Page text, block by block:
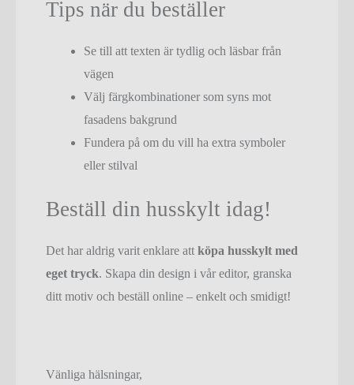
Tips när du beställer
Se till att texten är tydlig och läsbar från
vägen
Välj färgkombinationer som syns mot
fasadens bakgrund
Fundera på om du vill ha extra symboler
eller stilval
Beställ din husskylt idag!
Det har aldrig varit enklare attköpa husskylt med
eget tryck. Skapa din design i vår editor, granska
ditt motiv och beställ online – enkelt och smidigt!
Vänliga hälsningar,